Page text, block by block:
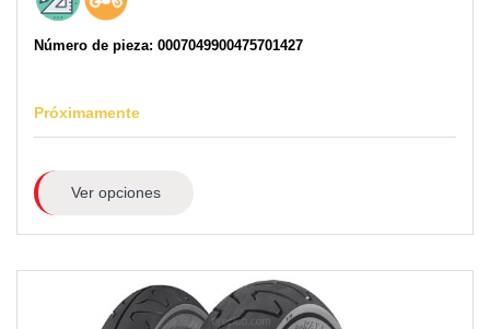
Número de pieza: 0007049900475701427
Próximamente
Ver opciones